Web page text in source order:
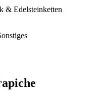
& Edelsteinketten